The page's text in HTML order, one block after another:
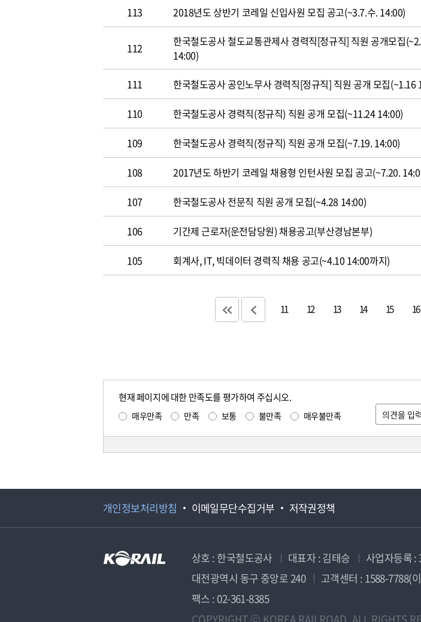
113 2018년도 상반기 코레일 신입사원 모집 공고(~3.7.수. 14:00)
112
한국철도공사 철도교통관제사 경력직[정규직] 직원 공개모집
14:00)
111 한국철도공사 공인노무사 경력직[정규직] 직원 공개 모집(~1.16
110 한국철도공사 경력직(정규직) 직원 공개 모집(~11.24 14:00)
109 한국철도공사 경력직(정규직) 직원 공개 모집(~7.19. 14:00)
108 2017년도 하반기 코레일 채용형 인턴사원 모집 공고(~7.20.
107 한국철도공사 전문직 직원 공개 모집(~4.28 14:00)
106 기간제 근로자(운전담당원) 채용공고(부산경남본부)
105 회계사, IT, 빅데이터 경력직 채용 공고(~4.10 14:00까지)
11 12 13 14 15 16
현재 페이지에 대한 만족도를 평가하여 주십시오.
매우만족 만족 보통 불만족 매우불만족
개인정보처리방침 이메일무단수집거부 저작권정책
상호 : 한국철도공사 대표자 : 김태승 사업자등록 :
대전광역시 동구 중앙로 240
고객센터 : 1588-7788(
팩스 : 02-361-8385
COPYRIGHT ⓒ KOREA RAILROAD. ALL RIGHTS